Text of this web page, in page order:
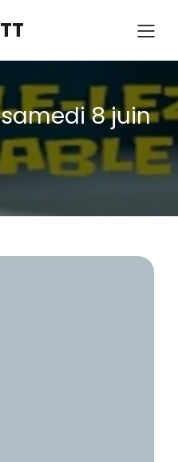
8 juin